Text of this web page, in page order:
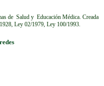
de Salud y Educación Médica. Creada
Ley 02/1979, Ley 100/1993.